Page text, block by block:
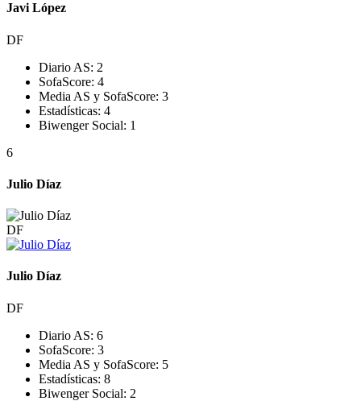
Javi López
DF
Diario AS: 2
SofaScore: 4
Media AS y SofaScore: 3
Estadísticas: 4
Biwenger Social: 1
6
Julio Díaz
DF
Julio Díaz
DF
Diario AS: 6
SofaScore: 3
Media AS y SofaScore: 5
Estadísticas: 8
Biwenger Social: 2